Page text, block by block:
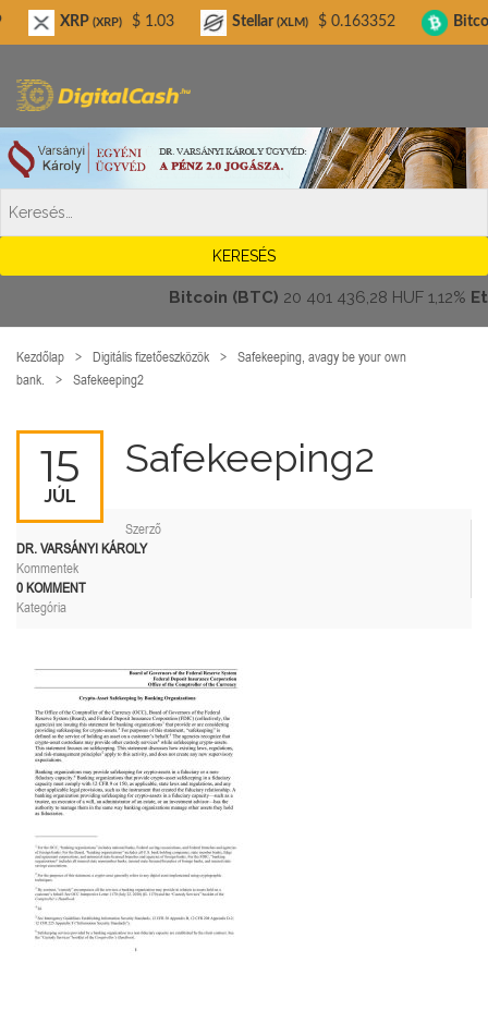
Bitcoin (BTC)20 401 436,28 HUF1,12%
Kezdőlap Digitális fizetőeszközök
Safekeeping, avagy be your own
bank.
Safekeeping2
15
JÚL
Safekeeping2
Szerző
DR. VARSÁNYI KÁROLY
Kommentek
0 KOMMENT
Kategória
(XRP) $ 1.03 Stellar(XLM) $ 0.163352 Bitcoin Cash
Digitalcash.hu